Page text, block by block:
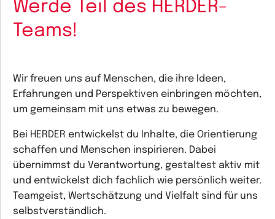
Werde Teil des HERDER-
Teams!
Wir freuen uns auf Menschen, die ihre Ideen,
Erfahrungen und Perspektiven einbringen möchten,
um gemeinsam mit uns etwas zu bewegen.
Bei HERDER entwickelst du Inhalte, die Orientierung
schaffen und Menschen inspirieren. Dabei
übernimmst du Verantwortung, gestaltest aktiv mit
und entwickelst dich fachlich wie persönlich weiter.
Teamgeist, Wertschätzung und Vielfalt sind für uns
selbstverständlich.